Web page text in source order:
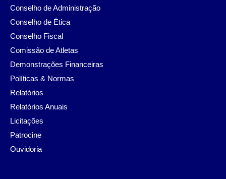
Conselho de Administração
Conselho de Ética
Conselho Fiscal
Comissão de Atletas
Demonstrações Financeiras
Políticas & Normas
Relatórios
Relatórios Anuais
Licitações
Patrocine
Ouvidoria